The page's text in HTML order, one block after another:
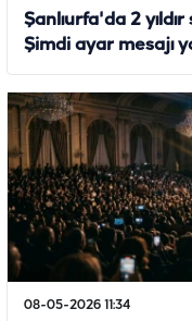
Şanlıurfa'da 2 yıldır
Şimdi ayar mesajı
08-05-2026 11:34